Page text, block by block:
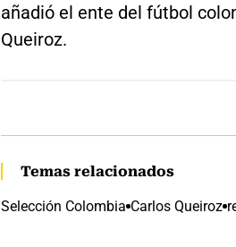
añadió el ente del fútbol
Queiroz.
Temas relacionados
Selección Colombia Carlos Queiroz